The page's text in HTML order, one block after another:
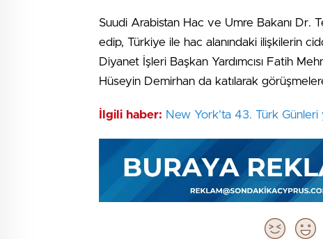
Suudi Arabistan Hac ve Umre Bakanı Dr.
edip, Türkiye ile hac alanındaki ilişkilerin
Diyanet İşleri Başkan Yardımcısı Fatih
Hüseyin Demirhan da katılarak
İlgili haber: New York’ta 43. Türk